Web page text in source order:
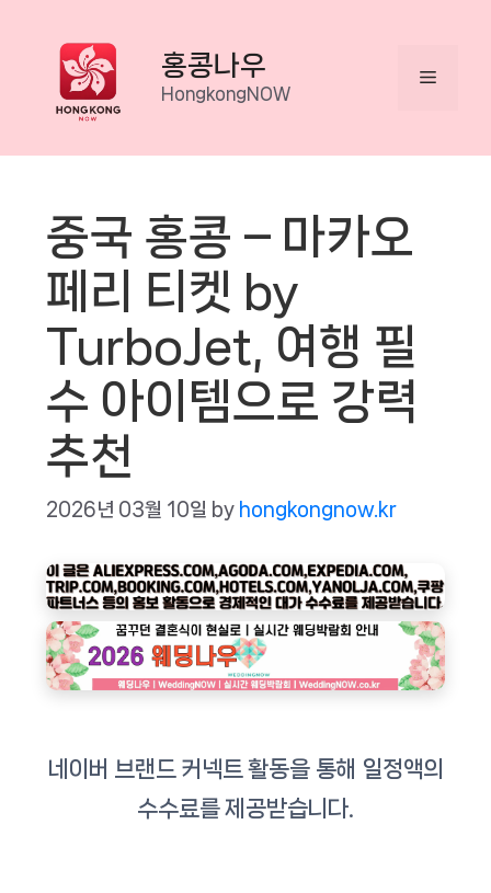
content
홍콩나우
HongkongNOW
Menu
중국 홍콩 – 마카오
페리 티켓 by
TurboJet, 여행 필
수 아이템으로 강력
추천
2026년 03월 10일 by hongkongnow.kr